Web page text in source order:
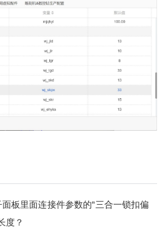
板里面连接件参数的“三合一锁扣偏
度？
具设计系统，本站关于少校
术性文章仅作为参考，最终请
的为准。